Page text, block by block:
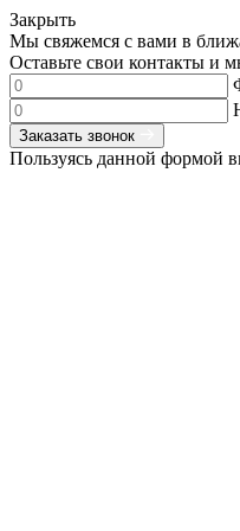
Закрыть
Мы свяжемся с вами в
Оставьте свои контакты и
Заказать звонок
Пользуясь данной формой